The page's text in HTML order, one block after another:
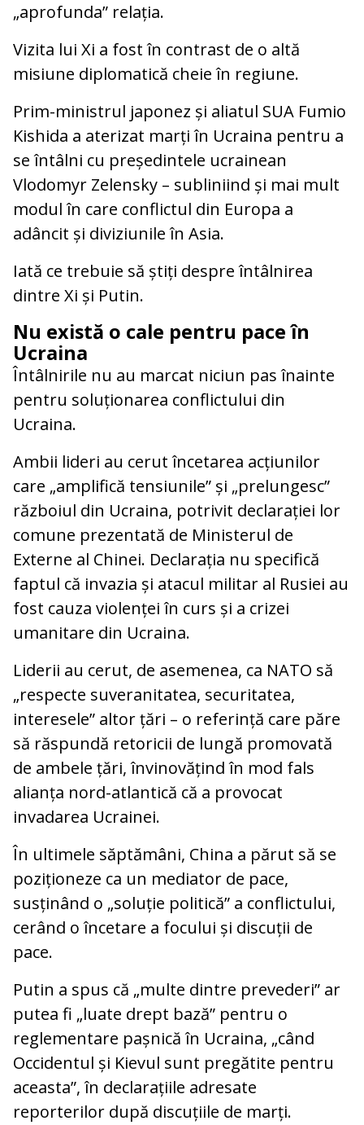
„aprofunda” relația.
Vizita lui Xi a fost în contrast de o altă
misiune diplomatică cheie în regiune.
Prim-ministrul japonez și aliatul SUA Fumio
Kishida a aterizat marți în Ucraina pentru a
se întâlni cu președintele ucrainean
Vlodomyr Zelensky – subliniind și mai mult
modul în care conflictul din Europa a
adâncit și diviziunile în Asia.
Iată ce trebuie să știți despre întâlnirea
dintre Xi și Putin.
Nu există o cale pentru pace în
Ucraina
Întâlnirile nu au marcat niciun pas înainte
pentru soluționarea conflictului din
Ucraina.
Ambii lideri au cerut încetarea acțiunilor
care „amplifică tensiunile” și „prelungesc”
războiul din Ucraina, potrivit declarației lor
comune prezentată de Ministerul de
Externe al Chinei. Declarația nu specifică
faptul că invazia și atacul militar al Rusiei au
fost cauza violenței în curs și a crizei
umanitare din Ucraina.
Liderii au cerut, de asemenea, ca NATO să
„respecte suveranitatea, securitatea,
interesele” altor țări – o referință care păre
să răspundă retoricii de lungă promovată
de ambele țări, învinovățind în mod fals
alianța nord-atlantică că a provocat
invadarea Ucrainei.
În ultimele săptămâni, China a părut să se
poziționeze ca un mediator de pace,
susținând o „soluție politică” a conflictului,
cerând o încetare a focului și discuții de
pace.
Putin a spus că „multe dintre prevederi” ar
putea fi „luate drept bază” pentru o
reglementare pașnică în Ucraina, „când
Occidentul și Kievul sunt pregătite pentru
aceasta”, în declarațiile adresate
reporterilor după discuțiile de marți.